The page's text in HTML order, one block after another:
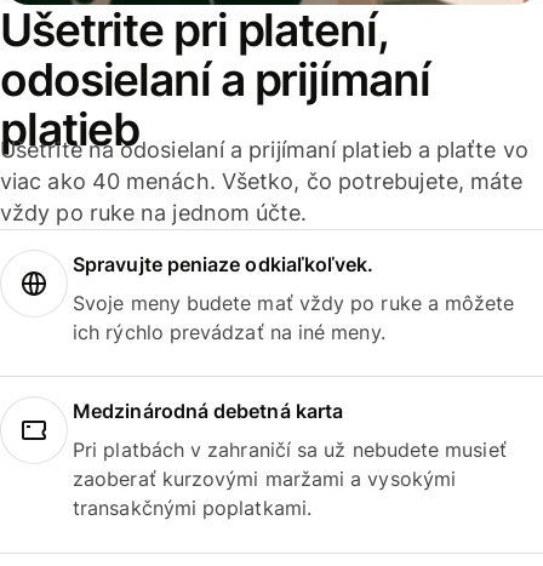
Ušetrite pri platení,
odosielaní a prijímaní
platieb
Ušetrite na odosielaní a prijímaní platieb a plaťte vo
viac ako 40 menách. Všetko, čo potrebujete, máte
vždy po ruke na jednom účte.
Spravujte peniaze odkiaľkoľvek.
Svoje meny budete mať vždy po ruke a môžete
ich rýchlo prevádzať na iné meny.
Medzinárodná debetná karta
Pri platbách v zahraničí sa už nebudete musieť
zaoberať kurzovými maržami a vysokými
transakčnými poplatkami.